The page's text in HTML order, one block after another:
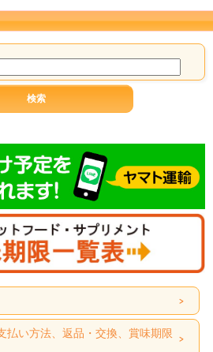
払い方法、返品・交換、賞味期限